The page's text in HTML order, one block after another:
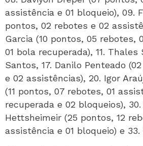
assistência e 01 bloqueio), 09.
pontos, 02 rebotes e 02
Garcia (10 pontos, 05 rebotes,
01 bola recuperada), 11. Thales
Santos, 17. Danilo Penteado
e 02 assistências), 20. Igor
(11 pontos, 07 rebotes, 01
recuperada e 02 bloqueios), 30.
Hettsheimeir (25 pontos, 12
assistência e 01 bloqueio) e